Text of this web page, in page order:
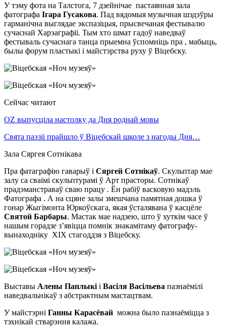
У тэму фота на Талстога, 7 дзейнічае пастаянная зала
фатографа Ігара Гусакова. Пад вядомыя музычная шэдэўры
гарманічна выглядае экспазіцыя, прысвечаная фестывалю
сучаснай Харэаграфіі. Тым хто шмат гадоў наведваў
фестываль сучаснага танца прыемна ўспомніць пра , мабыць,
былы форум пластыкі і майстэрства руху ў Віцебску.
Сейчас читают
OZ выпусціла настолку да Дня роднай мовы
Свята паэзіі прайшло ў Віцебскай школе з нагоды Дня…
Зала Сяргея Сотнікава
Пра фатаграфію гаварыў і Сяргей Сотнікаў. Скульптар мае
залу са сваімі скульптурамі ў Арт прасторы. Сотнікаў
прадэманстраваў сваю працу . Ён рабіў васковую мадэль
Фатографа . А на сцяне залы змешчана памятная дошка ў
гонар Жыгімонта Юркоўскага, якая ўсталявана ў касцёле
Святой Барбары. Мастак мае надзею, што ў хуткім часе ў
нашым горадзе з’явіцца помнік знакамітаму фатографу-
вынаходніку XIX стагоддзя з Віцебску.
Выставы Алены Паплыкі і Васіля Васільева пазнаёмілі
наведвальнікаў з абстрактным мастацтвам.
У майстэрні Ганны Карасёвай можна было пазнаёміцца з
тэхнікай стварэння калажа.